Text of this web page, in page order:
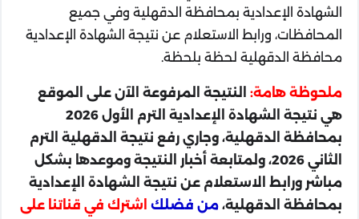
الشهادة الإعدادية بمحافظة الدقهلية وفي جميع
المحافظات، ورابط الاستعلام عن نتيجة الشهادة الإعدادية
محافظة الدقهلية لحظة بلحظة.
ملحوظة هامة: النتيجة المرفوعة الآن على الموقع
هي نتيجة الشهادة الإعدادية الترم الأول 2026
بمحافظة الدقهلية، وجاري رفع نتيجة الدقهلية الترم
الثاني 2026، ولمتابعة أخبار النتيجة وموعدها بشكل
مباشر ورابط الاستعلام عن نتيجة الشهادة الإعدادية
بمحافظة الدقهلية،من فضلك اشترك في قناتنا على